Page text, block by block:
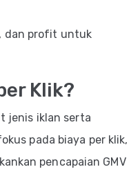
dan profit untuk
Klik?
jenis iklan serta
pada biaya per klik,
pencapaian GMV